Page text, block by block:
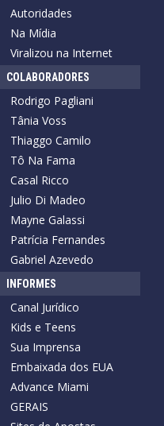
Autoridades
Na Mídia
Viralizou na Internet
COLABORADORES
Rodrigo Pagliani
Tânia Voss
Thiaggo Camilo
Tô Na Fama
Casal Ricco
Julio Di Madeo
Mayne Galassi
Patrícia Fernandes
Gabriel Azevedo
INFORMES
Canal Jurídico
Kids e Teens
Sua Imprensa
Embaixada dos EUA
Advance Miami
GERAIS